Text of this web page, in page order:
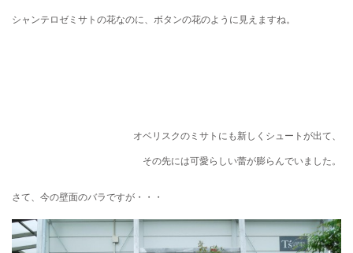
シャンテロゼミサトの花なのに、ボタンの花のように見えますね。
オベリスクのミサトにも新しくシュートが出て、
その先には可愛らしい蕾が膨らんでいました。
さて、今の壁面のバラですが・・・